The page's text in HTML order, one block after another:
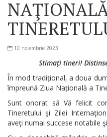
10 noiembrie 2023
Stimați tineri!
În mod tradițional, a doua
împreună Ziua Națională a
Sunt onorat să Vă felicit
Tineretului şi Zilei
aveţi numai succese notabile